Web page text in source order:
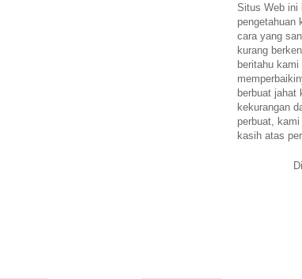
Situs Web ini
pengetahuan
cara yang
kurang
beritahu
berbuat jahat
kekurangan
perbuat,
kasih atas